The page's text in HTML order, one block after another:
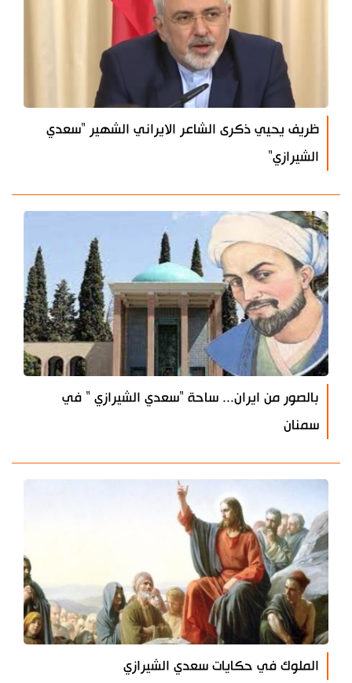
ظريف يحيي ذكرى الشاعر الايراني الشهير "سعدي
الشيرازي"
بالصور من ايران... ساحة "سعدي الشيرازي " في
سمنان
الملوك في حكايات سعدي الشيرازي